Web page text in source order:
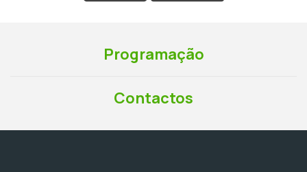
Programação
Contactos